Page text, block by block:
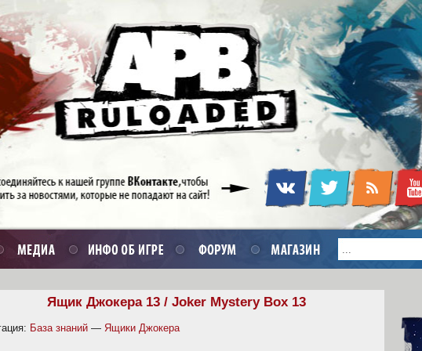
Ящик Джокера 13 / Joker Mystery Box 13
База знаний — Ящики Джокера